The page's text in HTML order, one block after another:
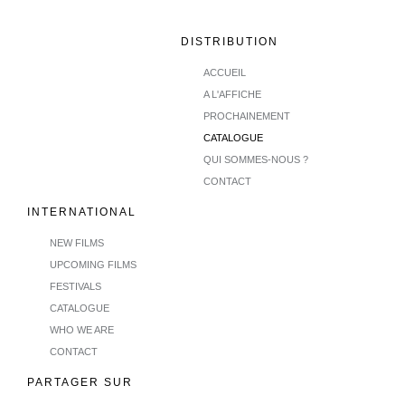
DISTRIBUTION
ACCUEIL
A L'AFFICHE
PROCHAINEMENT
CATALOGUE
QUI SOMMES-NOUS ?
CONTACT
INTERNATIONAL
NEW FILMS
UPCOMING FILMS
FESTIVALS
CATALOGUE
WHO WE ARE
CONTACT
PARTAGER SUR